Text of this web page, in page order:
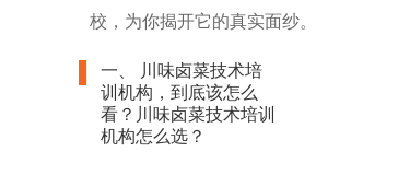
校，为你揭开它的真实面纱。
一、 川味卤菜技术培
训机构，到底该怎么
看？川味卤菜技术培训
机构怎么选？